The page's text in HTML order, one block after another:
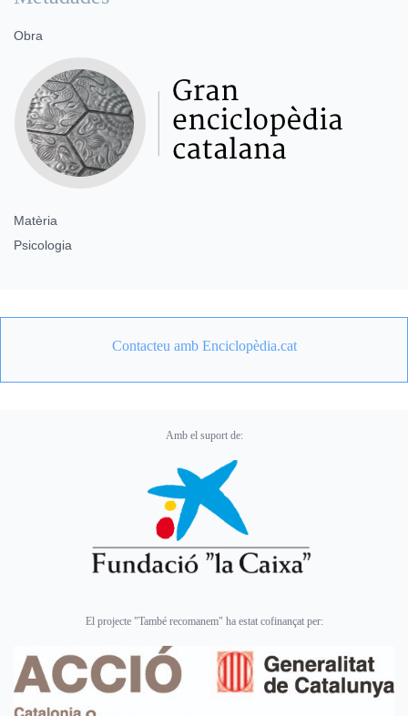
Obra
Matèria
Psicologia
Contacteu amb Enciclopèdia.cat
Amb el suport de:
El projecte "També recomanem" ha estat cofinançat per: